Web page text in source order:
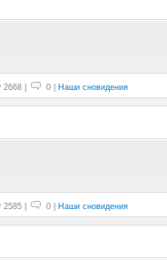
2668 | 0 | Наши сновидения
2585 | 0 | Наши сновидения